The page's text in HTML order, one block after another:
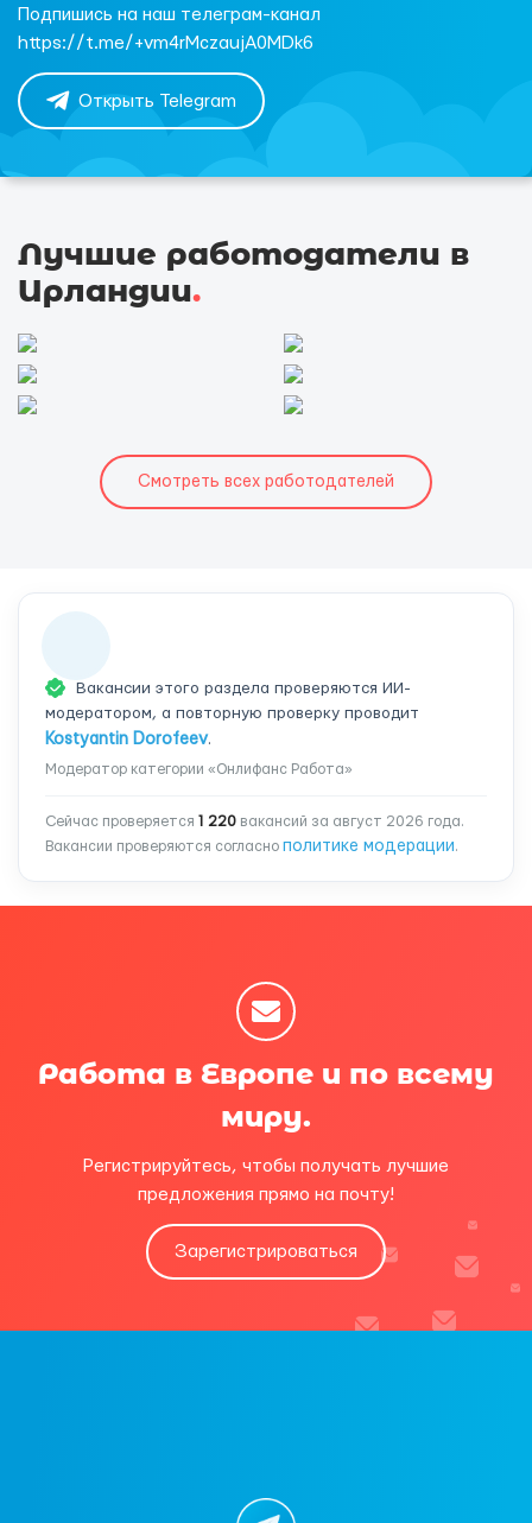
Подпишись на наш телеграм-канал
https://t.me/+vm4rMczaujA0MDk6
Открыть Telegram
Лучшие работодатели в
Ирландии.
Смотреть всех работодателей
Вакансии этого раздела проверяются ИИ-
модератором, а повторную проверку проводит
Kostyantin Dorofeev.
Модератор категории «Онлифанс Работа»
Сейчас проверяется 1 220 вакансий за август 2026 года.
Вакансии проверяются согласно политике модерации.
Работа в Европе и по всему
миру.
Регистрируйтесь, чтобы получать лучшие
предложения прямо на почту!
Зарегистрироваться